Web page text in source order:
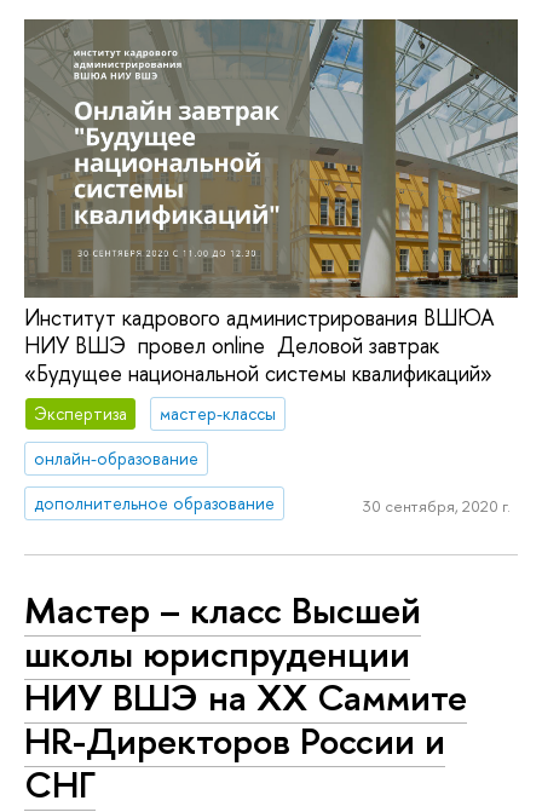
Институт кадрового администрирования ВШЮА
НИУ ВШЭ провел online Деловой завтрак
«Будущее национальной системы квалификаций»
Экспертиза
мастер-классы
онлайн-образование
дополнительное образование
30 сентября, 2020 г.
Мастер – класс Высшей
школы юриспруденции
НИУ ВШЭ на XX Саммите
HR-Директоров России и
СНГ